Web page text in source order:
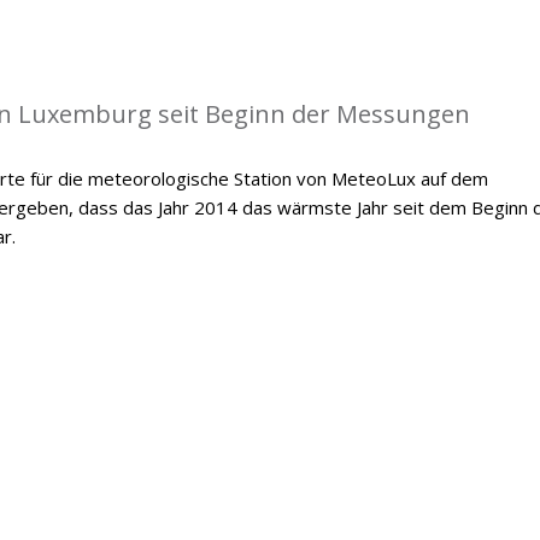
Luxemburg seit Beginn der Messungen
für die meteorologische Station von MeteoLux auf dem
dass das Jahr 2014 das wärmste Jahr seit dem Beginn